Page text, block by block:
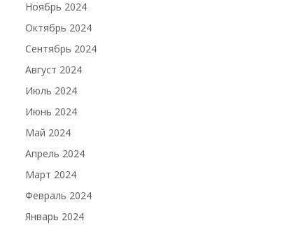
Ноябрь 2024
Октябрь 2024
Сентябрь 2024
Август 2024
Июль 2024
Июнь 2024
Май 2024
Апрель 2024
Март 2024
Февраль 2024
Январь 2024